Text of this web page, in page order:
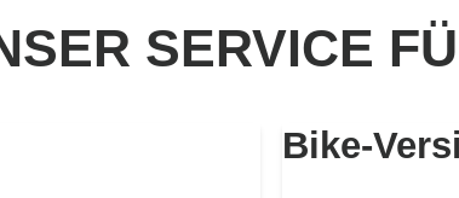
SERVICE
Bike-